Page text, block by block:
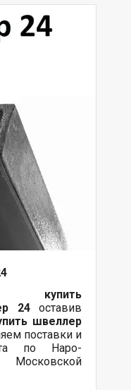
купить
24оставив
швеллер
поставки и
по Наро-